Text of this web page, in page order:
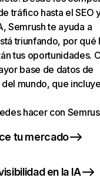
tráfico hasta el SEO
Semrush te ayuda a
triunfando, por qué
tus oportunidades.
base de datos de
mundo, que
hacer con
tu mercado
en la IA